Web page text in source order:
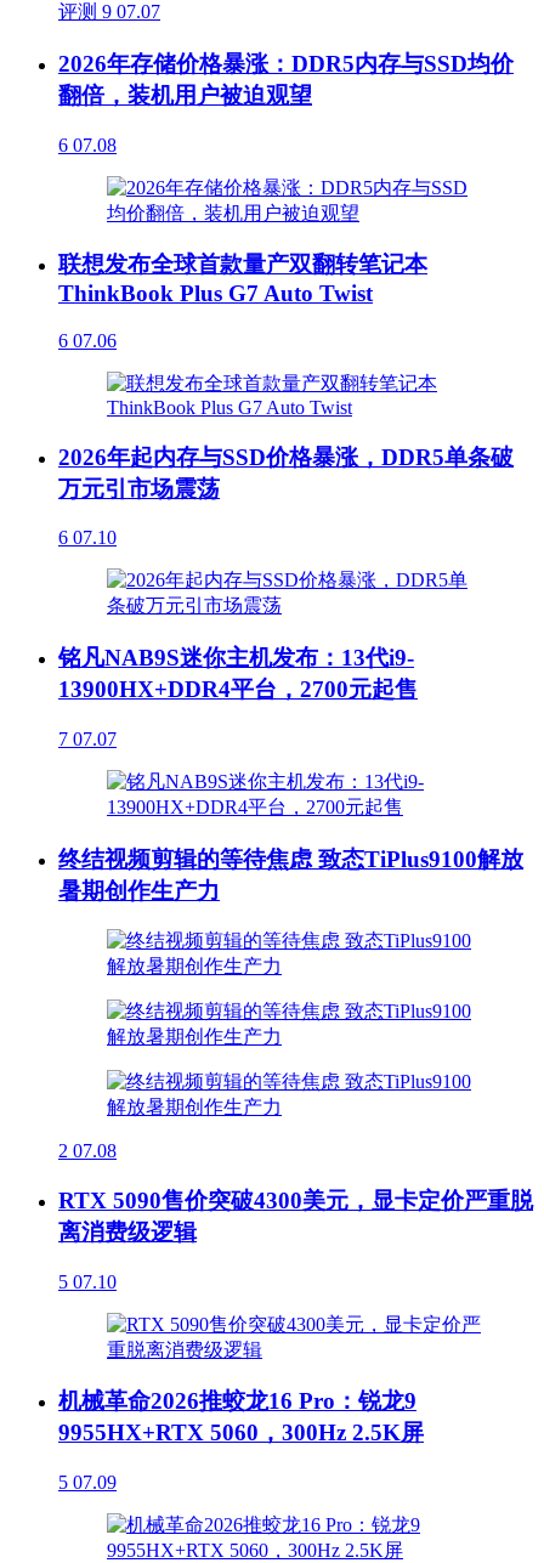
评测 9 07.07
2026年存储价格暴涨：DDR5内存与SSD均价
翻倍，装机用户被迫观望
6 07.08
联想发布全球首款量产双翻转笔记本
ThinkBook Plus G7 Auto Twist
6 07.06
2026年起内存与SSD价格暴涨，DDR5单条破
万元引市场震荡
6 07.10
铭凡NAB9S迷你主机发布：13代i9-
13900HX+DDR4平台，2700元起售
7 07.07
终结视频剪辑的等待焦虑 致态TiPlus9100解放
暑期创作生产力
2 07.08
RTX 5090售价突破4300美元，显卡定价严重脱
离消费级逻辑
5 07.10
机械革命2026推蛟龙16 Pro：锐龙9
9955HX+RTX 5060，300Hz 2.5K屏
5 07.09